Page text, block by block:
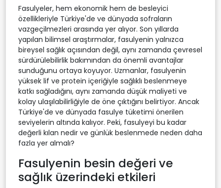
Fasulyeler, hem ekonomik hem de besleyici
özellikleriyle Türkiye'de ve dünyada sofraların
vazgeçilmezleri arasında yer alıyor. Son yıllarda
yapılan bilimsel araştırmalar, fasulyenin yalnızca
bireysel sağlık açısından değil, aynı zamanda çevresel
sürdürülebilirlik bakımından da önemli avantajlar
sunduğunu ortaya koyuyor. Uzmanlar, fasulyenin
yüksek lif ve protein içeriğiyle sağlıklı beslenmeye
katkı sağladığını, aynı zamanda düşük maliyeti ve
kolay ulaşılabilirliğiyle de öne çıktığını belirtiyor. Ancak
Türkiye'de ve dünyada fasulye tüketimi önerilen
seviyelerin altında kalıyor. Peki, fasulyeyi bu kadar
değerli kılan nedir ve günlük beslenmede neden daha
fazla yer almalı?
Fasulyenin besin değeri ve
sağlık üzerindeki etkileri